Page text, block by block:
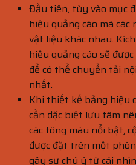
Đầu tiên, tùy vào mục
hiệu quảng cáo mà
vật liệu khác nhau.
hiệu quảng cáo sẽ
để có thể chuyển tải
nhất.
Khi thiết kế bảng hiệu
cần đặc biệt lưu tâm
các tông màu nổi bật,
được đặt trên một
gây sự chú ý từ cái